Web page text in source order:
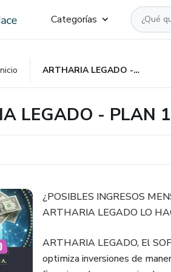
Categorías
ARTHARIA LEGADO - PLAN 15,000 -
LEGADO - PLAN
¿POSIBLES INGRESOS
ARTHARIA LEGADO LO
ARTHARIA LEGADO, El
optimiza inversiones de